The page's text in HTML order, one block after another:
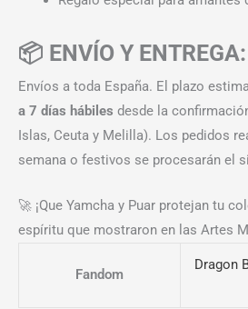
📦 ENVÍO Y ENTREGA:
Envíos a toda España. El plazo
a 7 días hábiles desde la
Islas, Ceuta y Melilla). Los pedidos
semana o festivos se procesarán el
🚀 ¡Que Yamcha y Puar protejan tu
espíritu que mostraron en las Artes
Fandom
Dragon